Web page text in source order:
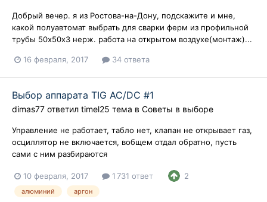
Добрый вечер. я из Ростова-на-Дону, подскажите и мне,
какой полуавтомат выбрать для сварки ферм из профильной
трубы 50х50х3 нерж. работа на открытом воздухе(монтаж)...
16 февраля, 2017 34 ответа
Выбор аппарата TIG АС/DС #1
dimas77 ответил timel25 тема в Советы в выборе
Управление не работает, табло нет, клапан не открывает газ,
осциллятор не включается, вобщем отдал обратно, пусть
сами с ним разбираются
10 февраля, 2017 1 731 ответ 2
алюминий аргон